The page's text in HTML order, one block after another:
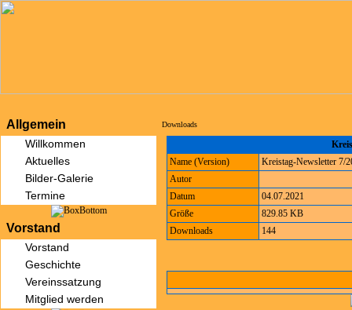
Allgemein
Willkommen
Aktuelles
Bilder-Galerie
Termine
Vorstand
Vorstand
Geschichte
Vereinssatzung
Mitglied werden
Downloads
Name (Version)
Kreistag-Newsletter 7/
Autor
Datum
04.07.2021
Größe
829.85 KB
Downloads
144